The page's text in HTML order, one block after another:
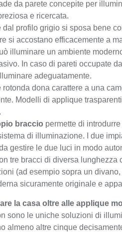
da parete concepite per
e ricercata.
dal profilo grigio si sposa bene
si accostano efficacemente a
illuminare un ambiente
In caso di pareti occupate
adeguatamente.
dona carattere a una
Modelli di applique
braccio permette di
di illuminazione. I due
gestire le due luci in modo
tre bracci di diversa lunghezza
(ad esempio sopra un
sicuramente originale e
la casa oltre alle applique
sono le uniche soluzioni di
almeno altre cinque